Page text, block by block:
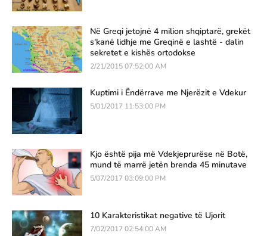
Në Greqi jetojnë 4 milion shqiptarë, grekët
s'kanë lidhje me Greqinë e lashtë - dalin
sekretet e kishës ortodokse
2/21/2015 07:52:00 AM
Kuptimi i Ëndërrave me Njerëzit e Vdekur
5/01/2017 11:53:00 PM
Kjo është pija më Vdekjeprurëse në Botë,
mund të marrë jetën brenda 45 minutave
5/07/2017 03:09:00 PM
10 Karakteristikat negative të Ujorit
7/02/2017 02:54:00 AM